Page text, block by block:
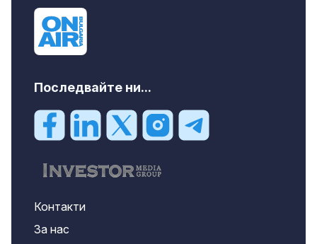
Последвайте ни...
Контакти
За нас